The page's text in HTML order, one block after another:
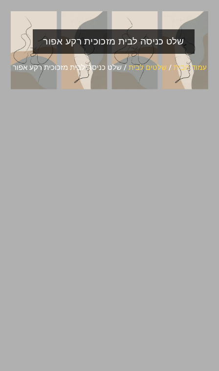
שלט כניסה לבית מזכוכית רקע אפור
עמוד הבית/ שלטים לבית/ שלט כניסה לבית מזכוכית רקע אפור